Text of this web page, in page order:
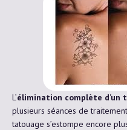
L’élimination complète d’un
plusieurs séances de
tatouage s’estompe encore